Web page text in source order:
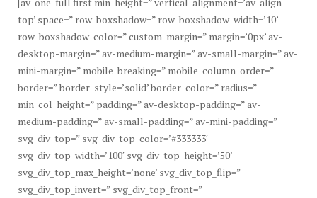
top’ space=” row_boxshadow=” row_boxshadow_width=’10’
row_boxshadow_color=” custom_margin=” margin=’0px’ av-
desktop-margin=” av-medium-margin=” av-small-margin=” av-
mini-margin=” mobile_breaking=” mobile_column_order=”
border=” border_style=’solid’ border_color=” radius=”
min_col_height=” padding=” av-desktop-padding=” av-
medium-padding=” av-small-padding=” av-mini-padding=”
svg_div_top=” svg_div_top_color=’#333333′
svg_div_top_width=’100′ svg_div_top_height=’50’
svg_div_top_max_height=’none’ svg_div_top_flip=”
svg_div_top_invert=” svg_div_top_front=”